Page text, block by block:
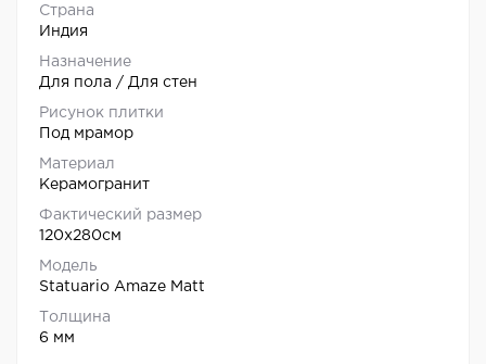
Страна
Индия
Назначение
Для пола / Для стен
Рисунок плитки
Под мрамор
Материал
Керамогранит
Фактический размер
120x280см
Модель
Statuario Amaze Matt
Толщина
6 мм